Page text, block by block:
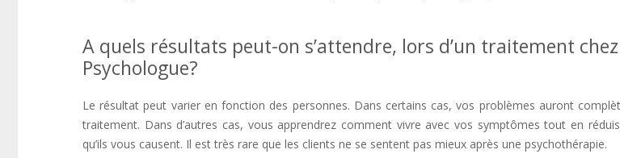
A quels résultats peut-on s’attendre, lors d’un traitement
Psychologue?
Le résultat peut varier en fonction des personnes. Dans certains cas, vos problèmes auront
traitement. Dans d’autres cas, vous apprendrez comment vivre avec vos symptômes tout en
qu’ils vous causent. Il est très rare que les clients ne se sentent pas mieux après une psychothérapie.